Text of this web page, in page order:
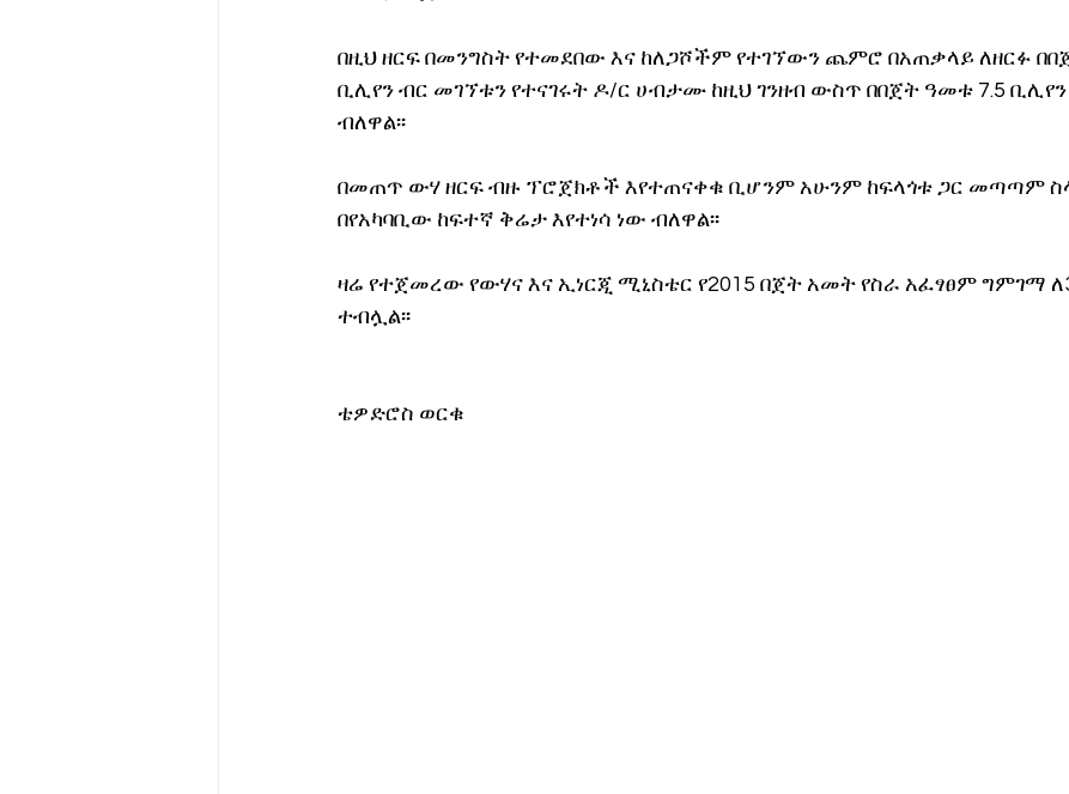
በዚህ ዘርፍ በመንግስት የተመደበው እና ከለጋሾችም የተገኘውን ጨምሮ በአጠቃላይ ለዘርፉ
ቢሊየን ብር መገኘቱን የተናገሩት ዶ/ር ሀብታሙ ከዚህ ገንዘብ ውስጥ በበጀት ዓመቱ 7.5
ብለዋል፡፡
በመጠጥ ውሃ ዘርፍ ብዙ ፕሮጀክቶች እየተጠናቀቁ ቢሆንም አሁንም ከፍላጎቱ ጋር መጣጣም
በየአካባቢው ከፍተኛ ቅሬታ እየተነሳ ነው ብለዋል፡፡
ዛሬ የተጀመረው የውሃና እና ኢነርጂ ሚኒስቴር የ2015 በጀት አመት የስራ አፈፃፀም ግምገማ
ተብሏል፡፡
ቴዎድሮስ ወርቁ